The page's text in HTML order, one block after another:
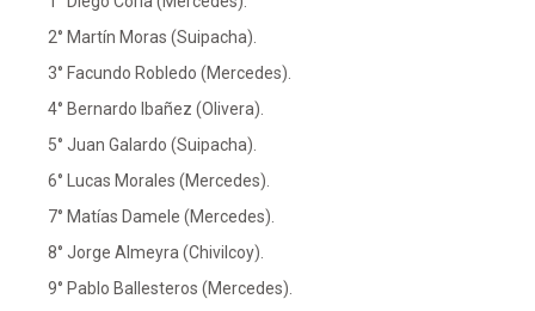
2° Martín Moras (Suipacha).
3° Facundo Robledo (Mercedes).
4° Bernardo Ibañez (Olivera).
5° Juan Galardo (Suipacha).
6° Lucas Morales (Mercedes).
7° Matías Damele (Mercedes).
8° Jorge Almeyra (Chivilcoy).
9° Pablo Ballesteros (Mercedes).